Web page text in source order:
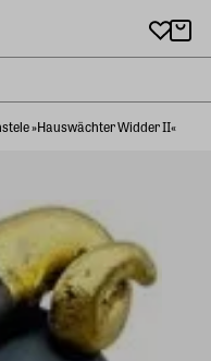
»Hauswächter Widder II«